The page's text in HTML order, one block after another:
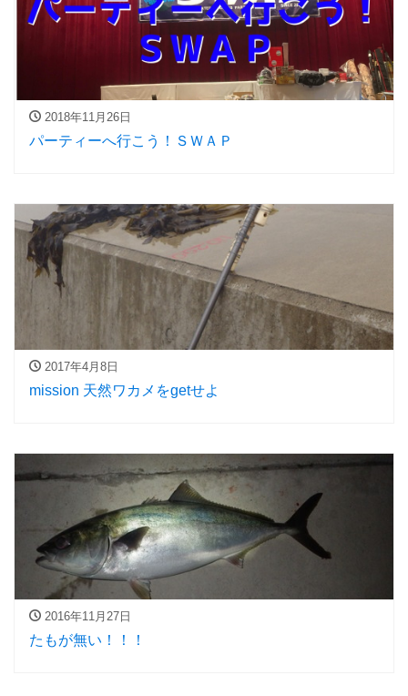
2018年11月26日
パーティーへ行こう！ＳＷＡＰ
2017年4月8日
mission 天然ワカメをgetせよ
2016年11月27日
たもが無い！！！